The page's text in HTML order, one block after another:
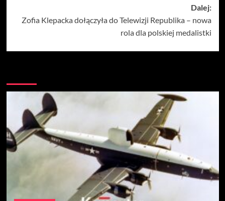
Dalej:
Zofia Klepacka dołączyła do Telewizji Republika – nowa
rola dla polskiej medalistki